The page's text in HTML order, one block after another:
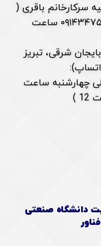
سرکارخانم باقری (
ارتباط از طریق واتساپ و تلگرام) ۰۹۱۴۳۴۷۵۹۴۲ ساعت
شرقی، تبریز
الی چهارشنبه ساعت
دانشگاه صنعتی